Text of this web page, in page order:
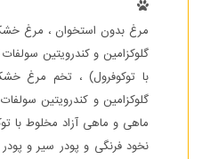
مرغ بدون استخوان ، مرغ
گلوکزامین و کندرویتین
با توکوفرول) ، تخم مرغ
گلوکزامین و کندرویتین
ماهی و ماهی آزاد مخلوط با
نخود فرنگی و پودر سیر و